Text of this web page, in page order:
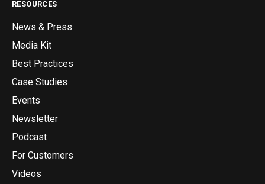
RESOURCES
News & Press
Media Kit
Best Practices
Case Studies
Events
Newsletter
Podcast
For Customers
Videos